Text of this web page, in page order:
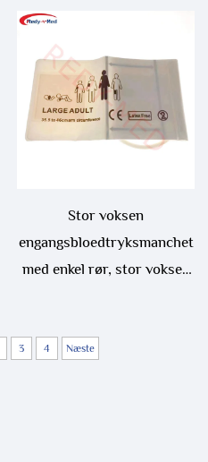
Stor voksen
engangsbloedtryksmanchet
med enkel rør, stor voksen
3 4 Næste